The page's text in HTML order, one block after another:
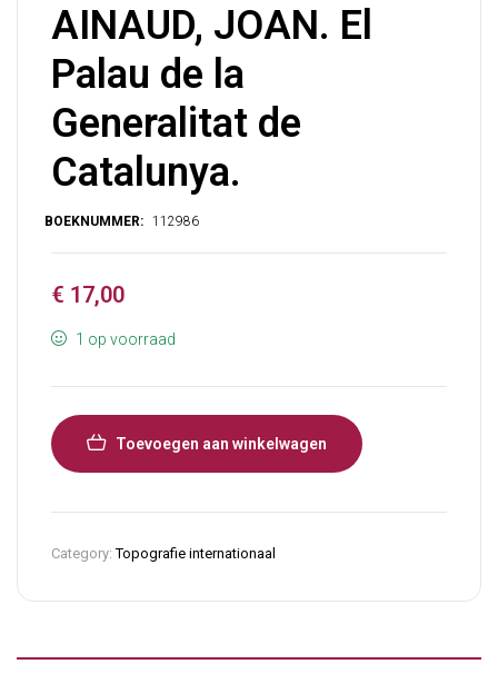
AINAUD, JOAN. El
Palau de la
Generalitat de
Catalunya.
€ 17,00
1 op voorraad
Toevoegen aan winkelwagen
Category:Topografie internationaal